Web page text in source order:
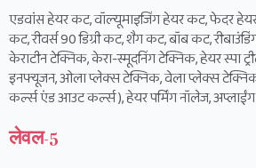
एडवांस हेयर कट, वॉल्यूमाइजिंग हेयर कट, फेदर
कट, रीवर्स 90 डिग्री कट, शैग कट, बॉब कट,
केराटीन टेक्निक, केरा-स्मूदनिंग टेक्निक, हेयर स्पा
इनफ्यूजन, ओला प्लेक्स टेक्निक, वेला प्लेक्स
कर्ल्स एंड आउट कर्ल्स ), हेयर पर्मिंग नॉलेज,
लेवल-5